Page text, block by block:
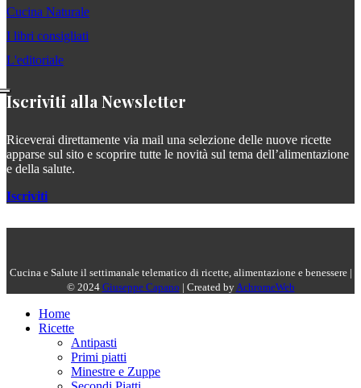
Cucina Naturale
I libri consigliati
L'editoriale
Iscriviti alla Newsletter
Riceverai direttamente via mail una selezione delle nuove ricette
apparse sul sito e scoprire tutte le novità sul tema dell’alimentazione
e della salute.
Iscriviti
Cucina e Salute il settimanale telematico di ricette, alimentazione e benessere |
© 2024 Giuseppe Capano | Created byAchromeWeb
Home
Ricette
Antipasti
Primi piatti
Minestre e Zuppe